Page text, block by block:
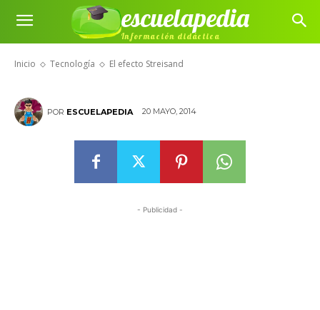
escuelapedia
Información didáctica
Inicio Tecnología El efecto Streisand
El efecto Streisand
POR ESCUELAPEDIA 20 MAYO, 2014
- Publicidad -